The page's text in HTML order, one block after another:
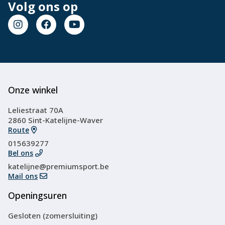
Volg ons op
Onze winkel
Leliestraat 70A
2860 Sint-Katelijne-Waver
Route
015639277
Bel ons
katelijne@premiumsport.be
Mail ons
Openingsuren
Gesloten (zomersluiting)